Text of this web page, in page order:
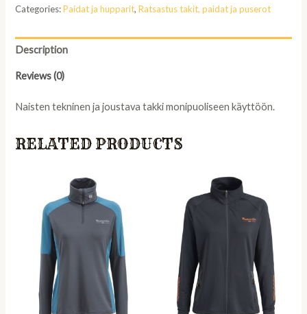
tekninen
40
quantity
Categories:Paidat ja hupparit,Ratsastus takit, paidat ja puserot
Description
Reviews (0)
Naisten tekninen ja joustava takki monipuoliseen käyttöön.
RELATED PRODUCTS